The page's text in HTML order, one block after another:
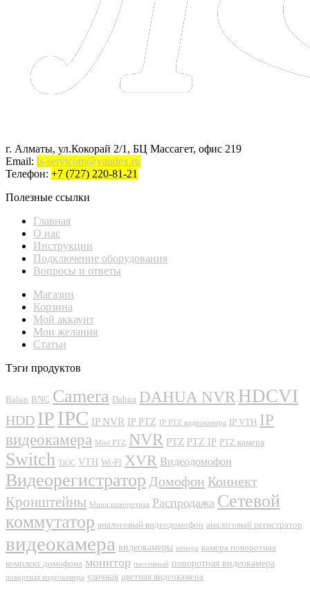
г. Алматы, ул.Кокорай 2/1, БЦ Массагет, офис 219
Email: ls-servicom@yandex.ru
Телефон: +7 (727) 220-81-21
Полезные ссылки
Главная
О нас
Инструкции
Подключение оборудования
Вопросы и ответы
Магазин
Корзина
Мой аккаунт
Мои желания
Статьи
Тэги продуктов
Balun BNC Camera Dahua DAHUA NVR HDCVI
HDD IPIPC IP NVR IP PTZ IP PTZ видеокамера IP VTH IP
видеокамера
Mini PTZ NVR PTZ PTZ IP PTZ камера
Switch TiOC VTH Wi-Fi XVR Видеодомофон
Видеорегистратор Домофон Коннект
Кронштейны Мини поворотная Распродажа Сетевой
коммутатор аналоговый видеодомофон аналоговый регистратор
видеокамера видеокамеры камера камера поворотная
комплект домофона монитор пассивный поворотная видеокамера
повортная видеокамера уличная цветная видеокамера